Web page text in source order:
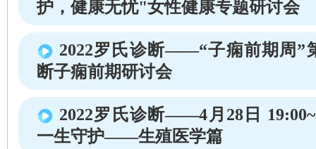
护，健康无忧"女性健康专题研讨会
2022罗氏诊断——“子痫前期周”
断子痫前期研讨会
2022罗氏诊断——4月28日
一生守护——生殖医学篇